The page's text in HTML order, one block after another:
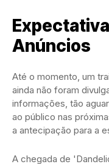
Anúncios
Até o momento, um
ainda não foram
informações, tão
ao público nas
a antecipação para a
A chegada de